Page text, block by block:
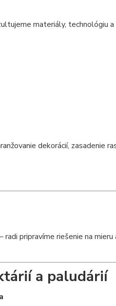
materiály, technológiu a
dekorácií, zasadenie
pripravíme riešenie na mieru
a paludárií